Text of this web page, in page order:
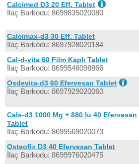
Calcimed D3 20 Eff. Tablet
İlaç Barkodu: 8699835020080
Calcimax-d3 30 Eff. Tablet
İlaç Barkodu: 8697928020184
Cal-d-vita 60 Film Kaplı Tablet
İlaç Barkodu: 8699546098866
Osdevita-d3 60 Efervesan Tablet
İlaç Barkodu: 8697929020060
Cals-d3 1000 Mg + 880 Iu 40 Efervesan
Tablet
İlaç Barkodu: 8699569020073
Osteofix D3 40 Efervesan Tablet
İlaç Barkodu: 8699976020475